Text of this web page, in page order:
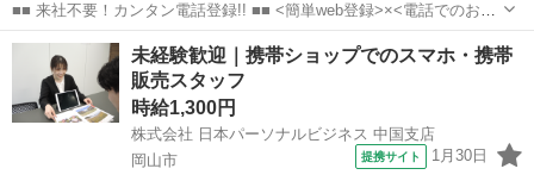
■■ 来社不要！カンタン電話登録!! ■■ <簡単web登録>×<電話でのお仕
事紹介> で、来社なくお仕事探しが可能です♪ 基本情報を入力したら
電話で希望を伝えるだけでOK★ 営業、ラウンダー、事務のお仕事も
あります♪ ご希...
岡山 津山市 店長
未経験歓迎｜携帯ショップでのスマホ・携帯
販売スタッフ
時給1,300円
株式会社 日本パーソナルビジネス 中国支店
岡山市
提携サイト 1月30日